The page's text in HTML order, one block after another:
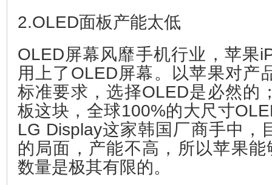
2.OLED面板产能太低
OLED屏幕风靡手机行业，苹果
用上了OLED屏幕。以苹果对产
标准要求，选择OLED是必然的
板这块，全球100%的大尺寸
LG Display这家韩国厂商手中，
的局面，产能不高，所以苹果
数量是极其有限的。